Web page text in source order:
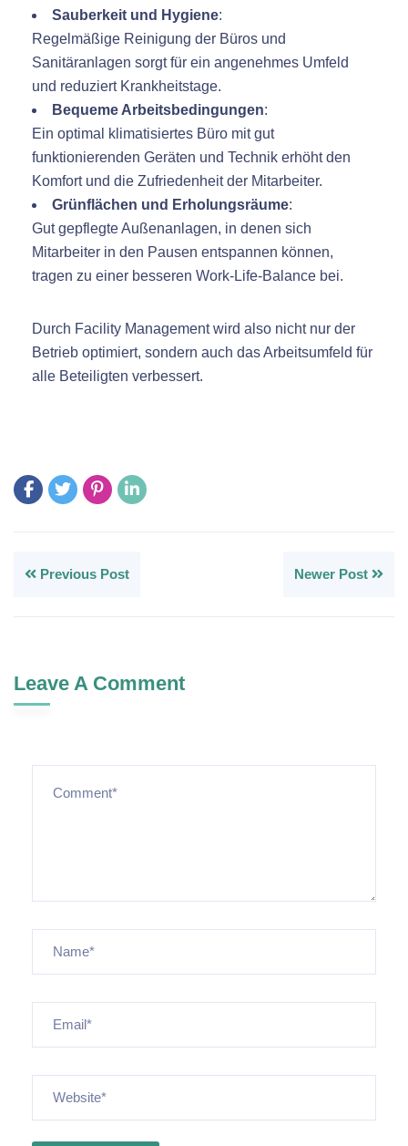
Sauberkeit und Hygiene:
Regelmäßige Reinigung der Büros und
Sanitäranlagen sorgt für ein angenehmes Umfeld
und reduziert Krankheitstage.
Bequeme Arbeitsbedingungen:
Ein optimal klimatisiertes Büro mit gut
funktionierenden Geräten und Technik erhöht den
Komfort und die Zufriedenheit der Mitarbeiter.
Grünflächen und Erholungsräume:
Gut gepflegte Außenanlagen, in denen sich
Mitarbeiter in den Pausen entspannen können,
tragen zu einer besseren Work-Life-Balance bei.
Durch Facility Management wird also nicht nur der
Betrieb optimiert, sondern auch das Arbeitsumfeld für
alle Beteiligten verbessert.
Previous Post Newer Post
Leave A Comment